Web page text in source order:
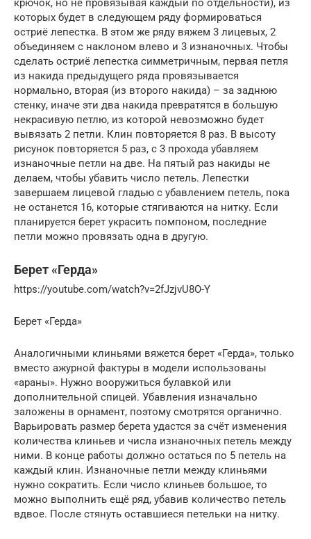
крючок, но не провязывая каждый по отдельности), из
которых будет в следующем ряду формироваться
остриё лепестка. В этом же ряду вяжем 3 лицевых, 2
объединяем с наклоном влево и 3 изнаночных. Чтобы
сделать остриё лепестка симметричным, первая петля
из накида предыдущего ряда провязывается
нормально, вторая (из второго накида) – за заднюю
стенку, иначе эти два накида превратятся в большую
некрасивую петлю, из которой невозможно будет
вывязать 2 петли. Клин повторяется 8 раз. В высоту
рисунок повторяется 5 раз, с 3 прохода убавляем
изнаночные петли на две. На пятый раз накиды не
делаем, чтобы убавить число петель. Лепестки
завершаем лицевой гладью с убавлением петель, пока
не останется 16, которые стягиваются на нитку. Если
планируется берет украсить помпоном, последние
петли можно провязать одна в другую.
Берет «Герда»
https://youtube.com/watch?v=2fJzjvU8O-Y
Берет «Герда»
Аналогичными клиньями вяжется берет «Герда», только
вместо ажурной фактуры в модели использованы
«араны». Нужно вооружиться булавкой или
дополнительной спицей. Убавления изначально
заложены в орнамент, поэтому смотрятся органично.
Варьировать размер берета удастся за счёт изменения
количества клиньев и числа изнаночных петель между
ними. В конце работы должно остаться по 5 петель на
каждый клин. Изнаночные петли между клиньями
нужно сократить. Если число клиньев большое, то
можно выполнить ещё ряд, убавив количество петель
вдвое. После стянуть оставшиеся петельки на нитку.